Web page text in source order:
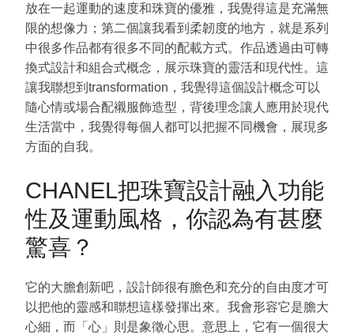
放在一起運動的速度和珠寶的優雅，我覺得這是充滿無
限的想像力；第二個讓我看到柔韌度的地方，就是系列
中很多作品都有很多不同的配載方式。作品透過由可轉
換式設計和組合式概念，展示珠寶的靈活和現代性。這
讓我聯想到transformation，我覺得這個設計概念可以
隨心情或場合配襯服飾造型，背後理念讓人應用於現代
生活當中，我覺得每個人都可以把握不同機會，展現多
方面的自我。
CHANEL把珠寶設計融入功能
性及運動風格，你認為有甚麼
驚喜？
它的大膽創新吧，設計師很有膽色和充分的自由度才可
以把他的靈感和聯想這樣發揮出來。我會形容它是膽大
心細，而「心」則是象徵心思。意思上，它有一個很大